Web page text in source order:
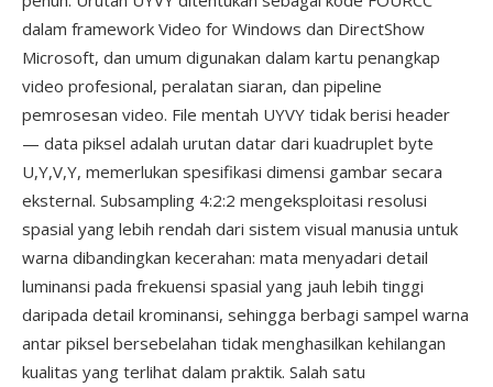
dalam framework Video for Windows dan DirectShow
Microsoft, dan umum digunakan dalam kartu penangkap
video profesional, peralatan siaran, dan pipeline
pemrosesan video. File mentah UYVY tidak berisi header
— data piksel adalah urutan datar dari kuadruplet byte
U,Y,V,Y, memerlukan spesifikasi dimensi gambar secara
eksternal. Subsampling 4:2:2 mengeksploitasi resolusi
spasial yang lebih rendah dari sistem visual manusia untuk
warna dibandingkan kecerahan: mata menyadari detail
luminansi pada frekuensi spasial yang jauh lebih tinggi
daripada detail krominansi, sehingga berbagi sampel warna
antar piksel bersebelahan tidak menghasilkan kehilangan
kualitas yang terlihat dalam praktik. Salah satu